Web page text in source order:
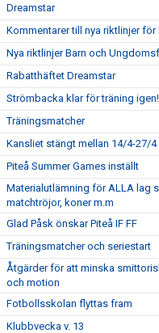
Dreamstar
Kommentarer till nya riktlinjer
Nya riktlinjer Barn och
Rabatthäftet Dreamstar
Strömbacka klar för träning igen!
Träningsmatcher
Kansliet stängt mellan 14/4-27/4
Piteå Summer Games inställt
Materialutlämning för ALLA lag
matchtröjor, koner m.m
Glad Påsk önskar Piteå IF FF
Träningsmatcher och seriestart
Åtgärder för att minska
och motion
Fotbollsskolan flyttas fram
Klubbvecka v. 13